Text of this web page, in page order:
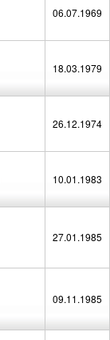
06.07.1969
18.03.1979
26.12.1974
10.01.1983
27.01.1985
09.11.1985